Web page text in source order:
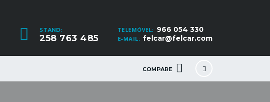
TELEMÓVEL: 966 054 330
E-MAIL: felcar@felcar.com
STAND:
258 763 485
COMPARE